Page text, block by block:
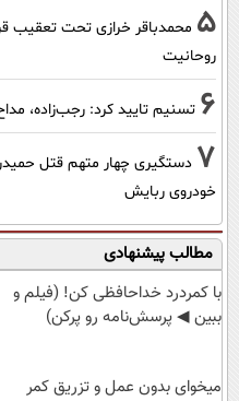
5 محمدباقر خرازی تحت تعقیب
روحانیت
6 تسنیم تایید کرد: رجب‌زاده،
7 دستگیری چهار متهم قتل
خودروی ربایش
مطالب پیشنهادی
با کمردرد خداحافظی کن! (فیلم و
ببین ◀ پرسش‌نامه رو پرکن)
میخوای بدون عمل و تزریق کمر